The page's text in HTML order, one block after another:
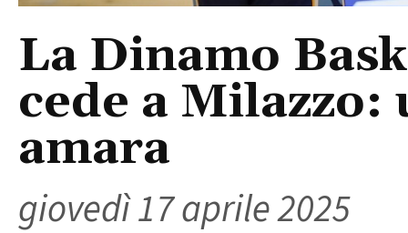
La Dinamo
cede a
amara
giovedì 17 aprile 2025